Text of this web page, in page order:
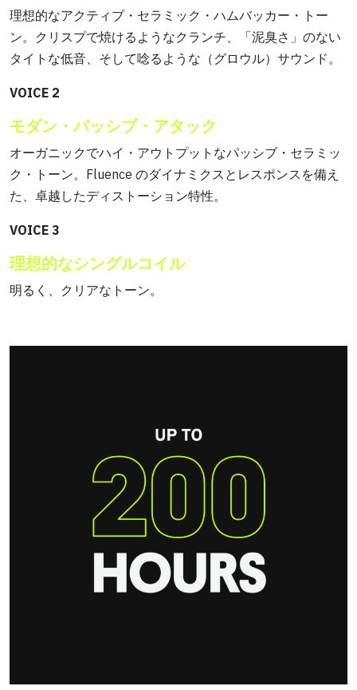
理想的なアクティブ・セラミック・ハムバッカー・トー
ン。クリスプで焼けるようなクランチ、「泥臭さ」のない
タイトな低音、そして唸るような（グロウル）サウンド。
VOICE 2
モダン・パッシブ・アタック
オーガニックでハイ・アウトプットなパッシブ・セラミッ
ク・トーン。Fluence のダイナミクスとレスポンスを備え
た、卓越したディストーション特性。
VOICE 3
理想的なシングルコイル
明るく、クリアなトーン。